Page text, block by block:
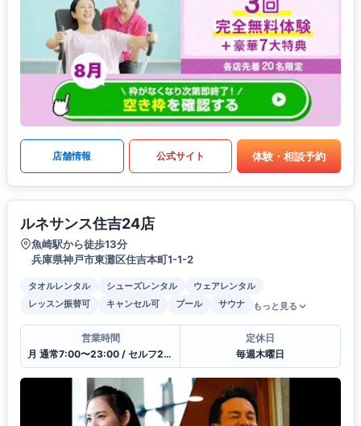
店舗情報 公式サイト 体験・相談予約
ルネサンス住吉24店
魚崎駅から徒歩13分
兵庫県神戸市東灘区住吉本町1-1-2
タオルレンタル シューズレンタル
ウェアレンタル
レッスン振替可
キャンセル可 プール サウナ もっと見る
営業時間
月 通常7:00〜23:00 / セルフ23:00〜7:00 / 受付10:00〜21:00
定休日
毎週木曜日